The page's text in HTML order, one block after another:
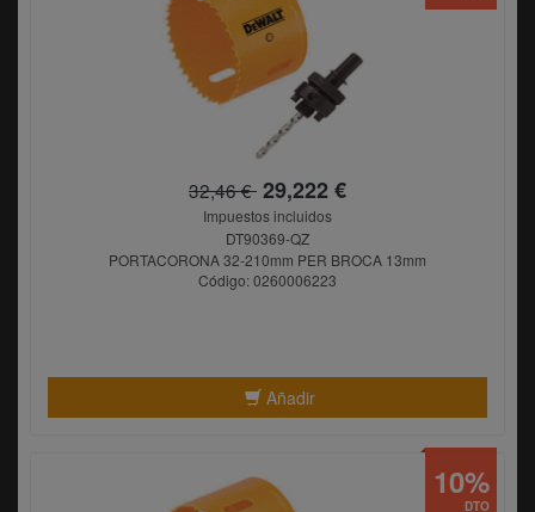
32,46 € 29,222 €
Impuestos incluidos
DT90369-QZ
PORTACORONA 32-210mm PER BROCA 13mm
Código: 0260006223
Añadir
DTO
10%